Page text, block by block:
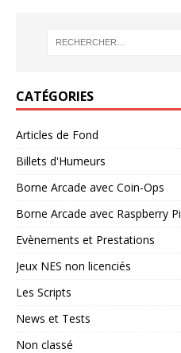
CATÉGORIES
Articles de Fond
Billets d'Humeurs
Borne Arcade avec Coin-Ops
Borne Arcade avec Raspberry Pi
Evènements et Prestations
Jeux NES non licenciés
Les Scripts
News et Tests
Non classé